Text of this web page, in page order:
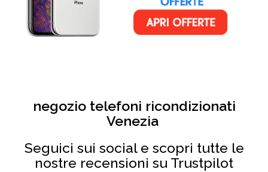
negozio telefoni ricondizionati
Venezia
Seguici sui social e scopri tutte le
nostre recensioni su Trustpilot